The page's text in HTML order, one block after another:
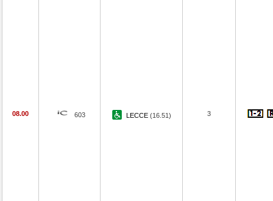
08.00 603 LECCE (16.51) 3